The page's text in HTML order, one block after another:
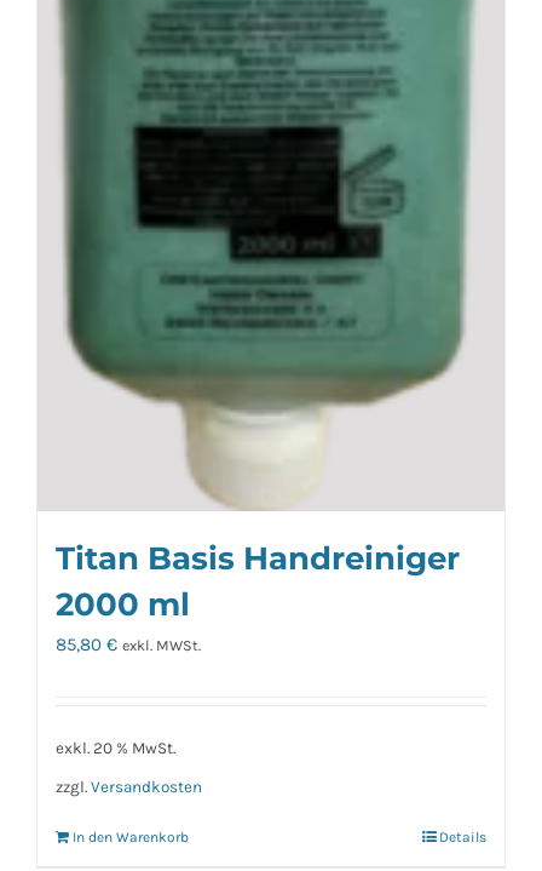
Titan Basis Handreiniger
2000 ml
85,80 € exkl. MWSt.
exkl. 20 % MwSt.
zzgl. Versandkosten
In den Warenkorb Details